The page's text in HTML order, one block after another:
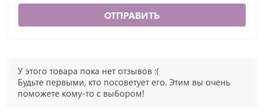
ОТПРАВИТЬ
У этого товара пока нет отзывов :(
Будьте первыми, кто посоветует его. Этим вы очень
поможете кому-то с выбором!